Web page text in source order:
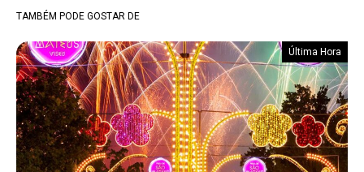
TAMBÉM PODE GOSTAR DE
Última Hora